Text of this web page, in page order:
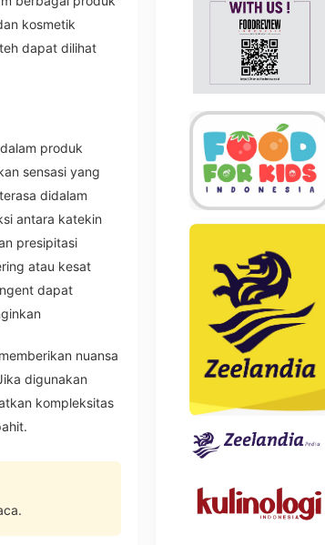
kosmetik
dapat dilihat
produk
sensasi yang
didalam
antara katekin
presipitasi
atau kesat
dapat
nuansa
digunakan
kompleksitas